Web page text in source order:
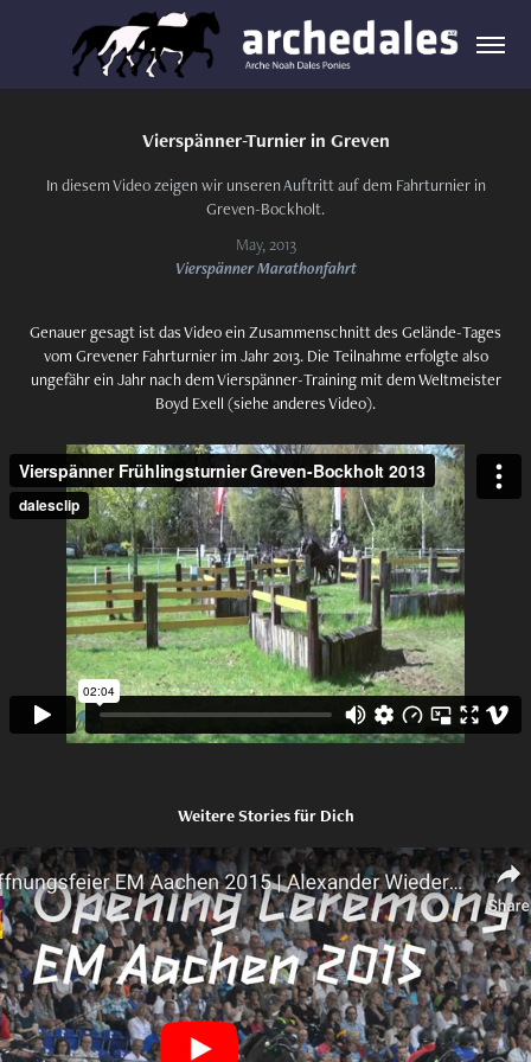
Vierspänner-Turnier in Greven
In diesem Video zeigen wir unseren Auftritt auf dem Fahrturnier in
Greven-Bockholt.
May, 2013
Vierspänner Marathonfahrt
Genauer gesagt ist das Video ein Zusammenschnitt des Gelände-Tages
vom Grevener Fahrturnier im Jahr 2013. Die Teilnahme erfolgte also
ungefähr ein Jahr nach dem Vierspänner-Training mit dem Weltmeister
Boyd Exell (siehe anderes Video).
Weitere Stories für Dich
Eröffnungsfeier EM Aachen 2015